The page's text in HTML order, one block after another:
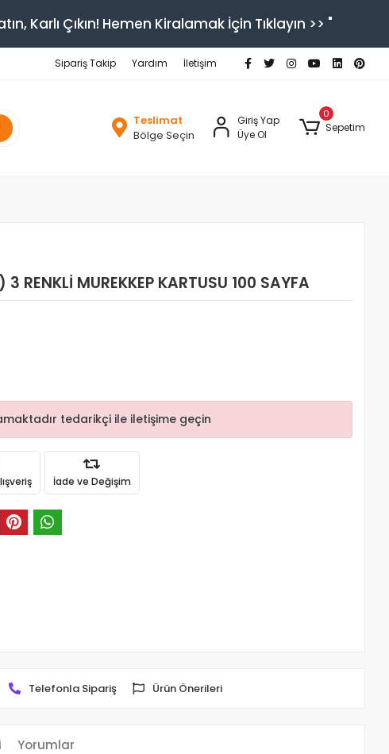
Karlı Çıkın! Hemen Kiralamak İçin Tıklayın >> "
Sipariş Takip Yardım İletişim
Teslimat
Bölge Seçin
Giriş Yap
Üye Ol
0
Sepetim
RENKLİ MUREKKEP KARTUSU 100 SAYFA
tedarikçi ile iletişime geçin
İade ve Değişim
Telefonla Sipariş Ürün Önerileri
Yorumlar